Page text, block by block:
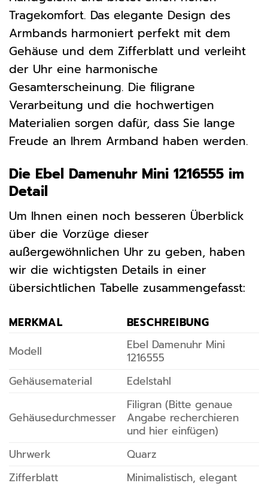
Tragekomfort. Das elegante Design des
Armbands harmoniert perfekt mit dem
Gehäuse und dem Zifferblatt und verleiht
der Uhr eine harmonische
Gesamterscheinung. Die filigrane
Verarbeitung und die hochwertigen
Materialien sorgen dafür, dass Sie lange
Freude an Ihrem Armband haben werden.
Die Ebel Damenuhr Mini 1216555 im
Detail
Um Ihnen einen noch besseren Überblick
über die Vorzüge dieser
außergewöhnlichen Uhr zu geben, haben
wir die wichtigsten Details in einer
übersichtlichen Tabelle zusammengefasst:
MERKMAL
BESCHREIBUNG
Modell
Ebel Damenuhr Mini
1216555
Gehäusematerial
Edelstahl
Gehäusedurchmesser
Filigran (Bitte genaue
Angabe recherchieren
und hier einfügen)
Uhrwerk
Quarz
Zifferblatt
Minimalistisch, elegant